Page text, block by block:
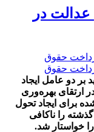
عدالت در
بر دو عامل ایجاد
ارتقای بهره‌وری
برای ایجاد تحول
را ناکافی
خواستار شد.